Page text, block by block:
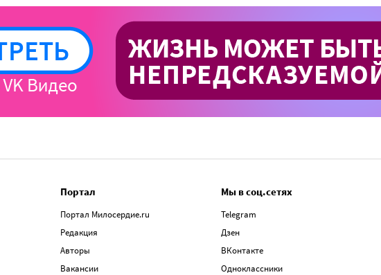
Портал
Портал Милосердие.ru
Редакция
Авторы
Вакансии
Мы в соц.сетях
Telegram
Дзен
ВКонтакте
Одноклассники